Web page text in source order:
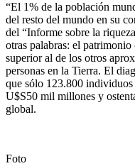
“El 1% de la población
del resto del mundo en su
del “Informe sobre la
otras palabras: el
superior al de los otros
personas en la Tierra. El
que sólo 123.800 individuos
U$S50 mil millones y
global.
Foto